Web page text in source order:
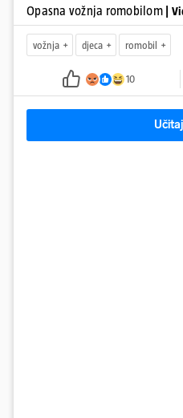
Opasna vožnja romobilom |
vožnja djeca romobil
10